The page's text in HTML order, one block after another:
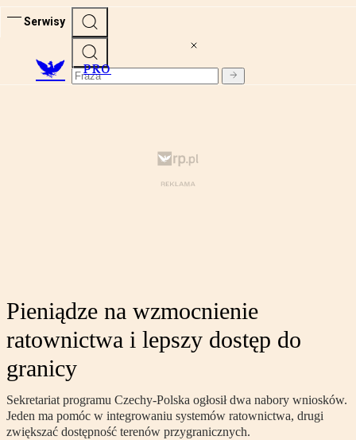
Serwisy
PRO
Pieniądze na wzmocnienie
ratownictwa i lepszy dostęp do
granicy
Sekretariat programu Czechy-Polska ogłosił dwa nabory wniosków.
Jeden ma pomóc w integrowaniu systemów ratownictwa, drugi
zwiększać dostępność terenów przygranicznych.